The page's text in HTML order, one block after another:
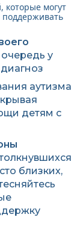
которые могут
поддерживать
у
аутизма
детям с
близких,